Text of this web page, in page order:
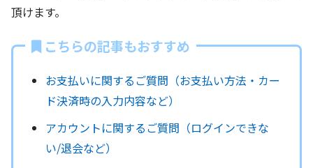
頂けます。
こちらの記事もおすすめ
お支払いに関するご質問（お支払い方法・カー
ド決済時の入力内容など）
アカウントに関するご質問（ログインできな
い/退会など）